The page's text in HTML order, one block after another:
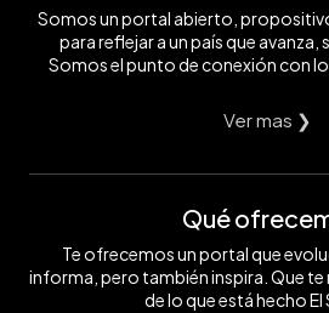
Somos un portal abierto,
para reflejar a un país que avanza,
Somos el punto de conexión con lo
Ver mas ❯
Qué
Te ofrecemos un portal que
informa, pero también inspira. Que
de lo que está hecho El